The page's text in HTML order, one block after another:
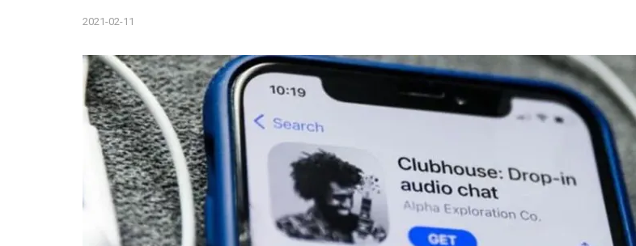
2021-02-11